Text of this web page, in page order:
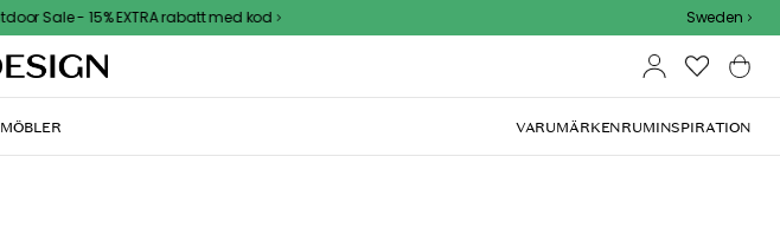
- 15% EXTRA rabatt med kod Sweden
VARUMÄRKENRUMINSPIRATION